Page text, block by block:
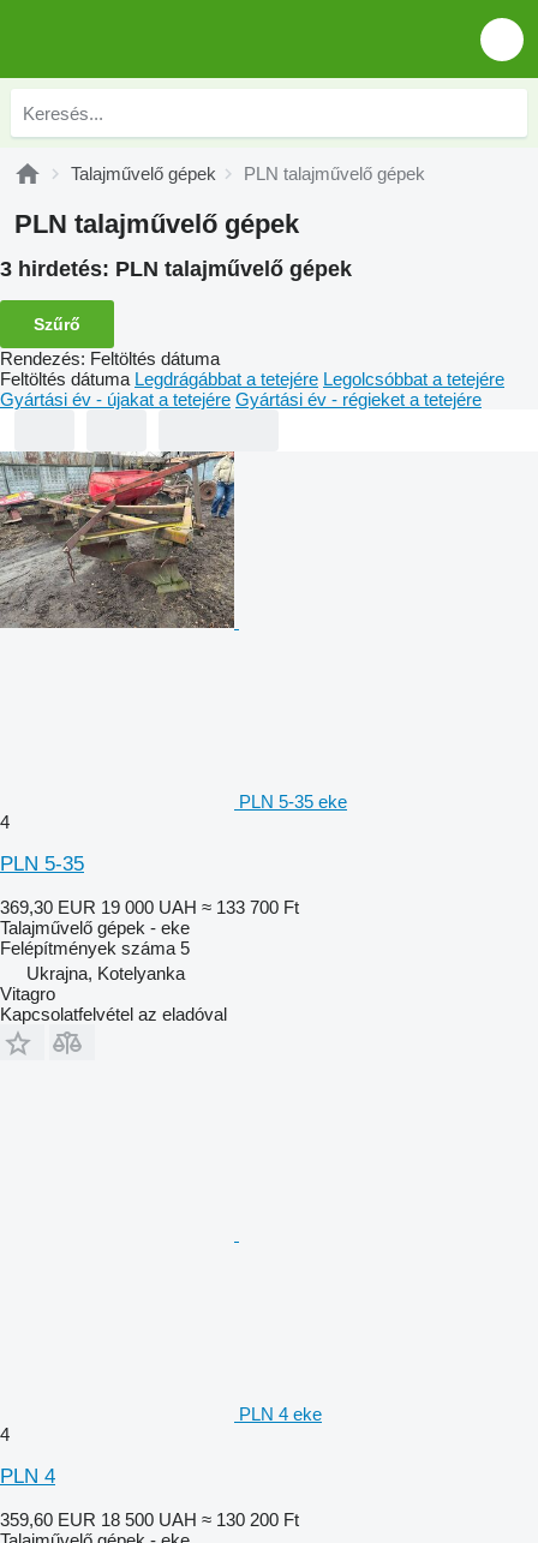
Talajművelő gépek PLN talajművelő gépek
PLN talajművelő gépek
3 hirdetés: PLN talajművelő gépek
Szűrő
Rendezés: Feltöltés dátuma
Feltöltés dátuma Legdrágábbat a tetejére Legolcsóbbat a tetejére
Gyártási év - újakat a tetejére Gyártási év - régieket a tetejére
PLN 5-35 eke
4
PLN 5-35
369,30 EUR 19 000 UAH ≈ 133 700 Ft
Talajművelő gépek - eke
Felépítmények száma 5
Ukrajna, Kotelyanka
Vitagro
Kapcsolatfelvétel az eladóval
PLN 4 eke
4
PLN 4
359,60 EUR 18 500 UAH ≈ 130 200 Ft